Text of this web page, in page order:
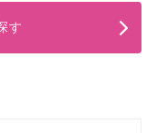
す